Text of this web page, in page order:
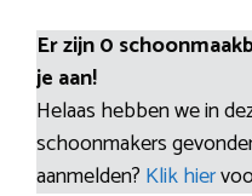
Er zijn 0
je aan!
Helaas hebben we in
schoonmakers
aanmelden? Klik hier